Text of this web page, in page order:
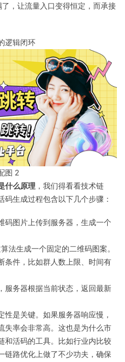
，让流量入口变得恒定，而承接
逻辑闭环
图 2
什么原理 ，我们得看看技术链
码生成过程包含以下几个步骤：
码图片上传到服务器，生成一个
法生成一个固定的二维码图案。
条件，比如群人数上限、时间有
服务器根据当前状态，返回最新
是关键。如果服务器响应慢，
失率会非常高。这也是为什么市
和活码的工具。比如行业内比较
链路优化上做了不少功夫，确保